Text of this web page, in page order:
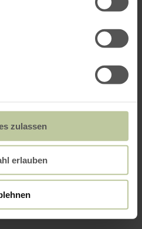
zulassen
erlauben